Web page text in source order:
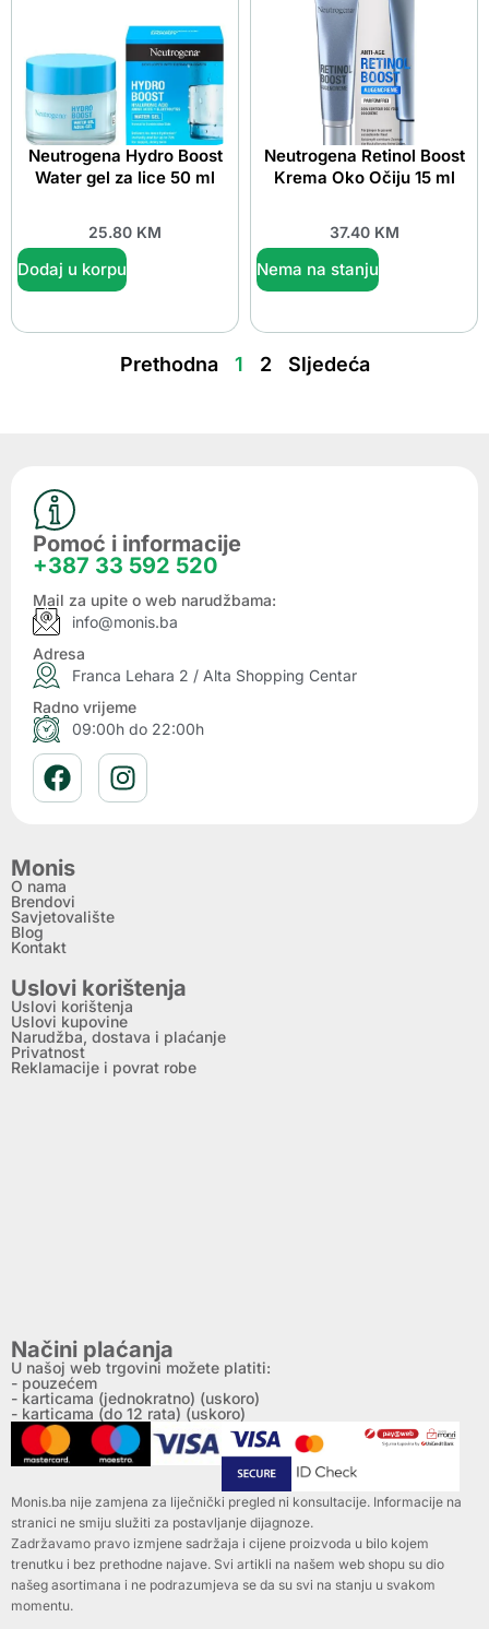
Neutrogena Hydro Boost
Water gel za lice 50 ml
25.80 KM
Dodaj u korpu
Neutrogena Retinol Boost
Krema Oko Očiju 15 ml
37.40 KM
Nema na stanju
Prethodna 1 2 Sljedeća
Pomoć i informacije
+387 33 592 520
Mail za upite o web narudžbama:
info@monis.ba
Adresa
Franca Lehara 2 / Alta Shopping Centar
Radno vrijeme
09:00h do 22:00h
Monis
O nama
Brendovi
Savjetovalište
Blog
Kontakt
Uslovi korištenja
Uslovi korištenja
Uslovi kupovine
Narudžba, dostava i plaćanje
Privatnost
Reklamacije i povrat robe
Načini plaćanja
U našoj web trgovini možete platiti:
- pouzećem
- karticama (jednokratno) (uskoro)
- karticama (do 12 rata) (uskoro)
Monis.ba nije zamjena za liječnički pregled ni konsultacije. Informacije na
stranici ne smiju služiti za postavljanje dijagnoze.
Zadržavamo pravo izmjene sadržaja i cijene proizvoda u bilo kojem
trenutku i bez prethodne najave. Svi artikli na našem web shopu su dio
našeg asortimana i ne podrazumjeva se da su svi na stanju u svakom
momentu.